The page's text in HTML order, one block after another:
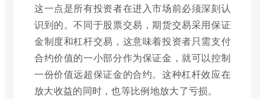
这一点是所有投资者在进入市场前必须深刻认
识到的。不同于股票交易，期货交易采用保证
金制度和杠杆交易，这意味着投资者只需支付
合约价值的一小部分作为保证金，就可以控制
一份价值远超保证金的合约。这种杠杆效应在
放大收益的同时，也等比例地放大了亏损。